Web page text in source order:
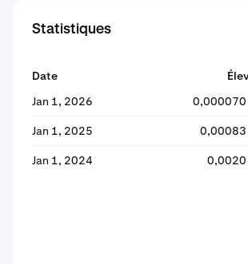
Statistiques
Date
Jan 1, 2026
0,000070
Jan 1, 2025 0,00083
Jan 1, 2024 0,0020